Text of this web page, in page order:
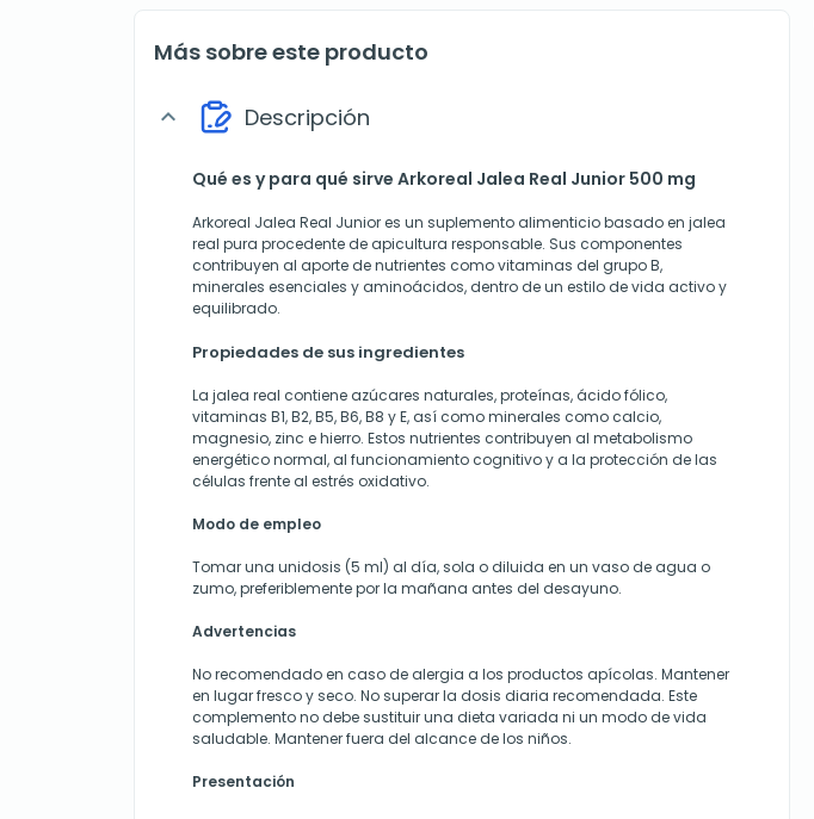
Más sobre este producto
expand_more Descripción
Qué es y para qué sirve Arkoreal Jalea Real Junior 500 mg
Arkoreal Jalea Real Junior es un suplemento alimenticio basado en jalea
real pura procedente de apicultura responsable. Sus componentes
contribuyen al aporte de nutrientes como vitaminas del grupo B,
minerales esenciales y aminoácidos, dentro de un estilo de vida activo y
equilibrado.
Propiedades de sus ingredientes
La jalea real contiene azúcares naturales, proteínas, ácido fólico,
vitaminas B1, B2, B5, B6, B8 y E, así como minerales como calcio,
magnesio, zinc e hierro. Estos nutrientes contribuyen al metabolismo
energético normal, al funcionamiento cognitivo y a la protección de las
células frente al estrés oxidativo.
Modo de empleo
Tomar una unidosis (5 ml) al día, sola o diluida en un vaso de agua o
zumo, preferiblemente por la mañana antes del desayuno.
Advertencias
No recomendado en caso de alergia a los productos apícolas. Mantener
en lugar fresco y seco. No superar la dosis diaria recomendada. Este
complemento no debe sustituir una dieta variada ni un modo de vida
saludable. Mantener fuera del alcance de los niños.
Presentación